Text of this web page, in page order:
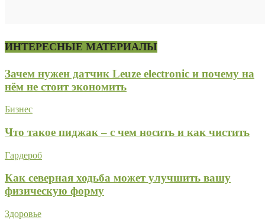
ИНТЕРЕСНЫЕ МАТЕРИАЛЫ
Зачем нужен датчик Leuze electronic и почему на
нём не стоит экономить
Бизнес
Что такое пиджак – с чем носить и как чистить
Гардероб
Как северная ходьба может улучшить вашу
физическую форму
Здоровье